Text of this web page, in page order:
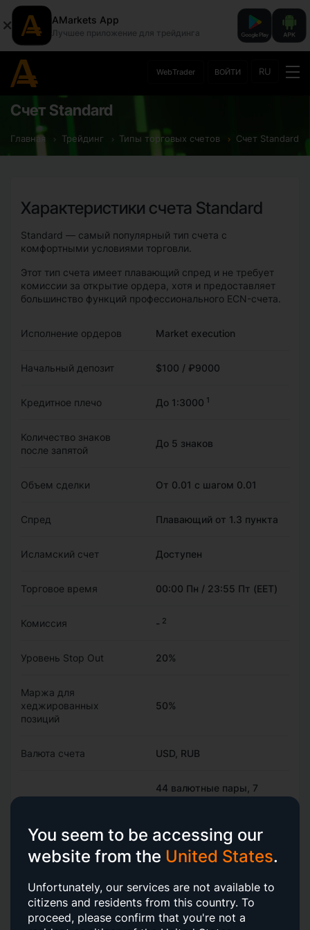
AMarkets App
Лучшее приложение для трейдинга
Счет Standard
Главная Трейдинг Типы торговых счетов Счет Standard
WebTrader ВОЙТИ RU
Характеристики счета Standard
Standard — самый популярный тип счета с
комфортными условиями торговли.
Этот тип счета имеет плавающий спред и не требует
комиссии за открытие ордера, хотя и предоставляет
большинство функций профессионального ECN-счета.
Исполнение ордеров Market execution
Начальный депозит $100 / ₽9000
Кредитное плечо До 1:3000 1
Количество знаков
после запятой
До 5 знаков
Объем сделки От 0.01 с шагом 0.01
Спред Плавающий от 1.3 пункта
Исламский счет Доступен
Торговое время 00:00 Пн / 23:55 Пт (EET)
Комиссия - 2
Уровень Stop Out 20%
Маржа для
хеджированных
позиций
50%
Валюта счета USD, RUB
44 валютные пары, 7
металлов, 11 индексов, 10
акций, 19 ETF, 33
криптовалют 3
отрицательного
баланса
Да
You seem to be accessing our
website from the United States.
Unfortunately, our services are not available to
citizens and residents from this country. To
proceed, please confirm that you're not a